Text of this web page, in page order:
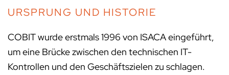
URSPRUNG UND HISTORIE
COBIT wurde erstmals 1996 von ISACA eingeführt,
um eine Brücke zwischen den technischen IT-
Kontrollen und den Geschäftszielen zu schlagen.